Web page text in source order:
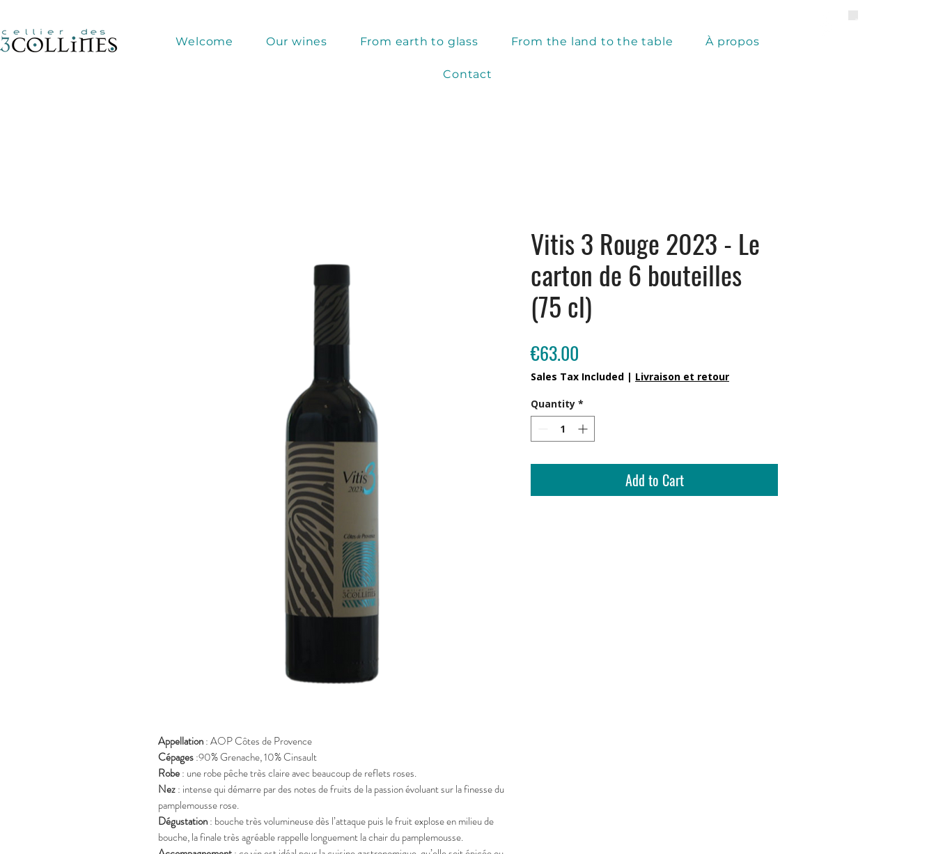
Welcome Our wines From earth to glass From the land to the table À propos
Contact
Appellation: AOP Côtes de Provence
Cépages:90% Grenache, 10% Cinsault
Robe: une robe pêche très claire avec beaucoup de reflets roses.
Nez: intense qui démarre par des notes de fruits de la passion évoluant sur la finesse du
pamplemousse rose.
Dégustation: bouche très volumineuse dès l’attaque puis le fruit explose en milieu de
bouche, la finale très agréable rappelle longuement la chair du pamplemousse.
Vitis 3 Rouge 2023 - Le
carton de 6 bouteilles
(75 cl)
€63.00
Sales Tax Included | Livraison et retour
Quantity *
Add to Cart